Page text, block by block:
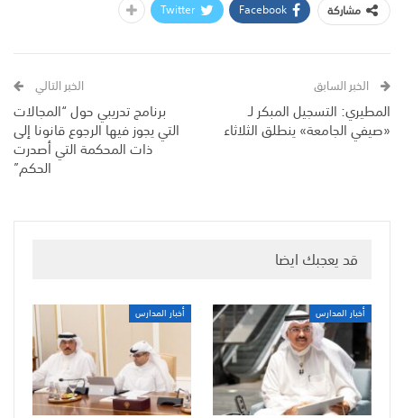
مشاركة
Facebook
Twitter
الخبر السابق
المطيري: التسجيل المبكر لـ
«صيفي الجامعة» ينطلق الثلاثاء
الخبر التالي
برنامج تدريبي حول “المجالات
التي يجوز فيها الرجوع قانونا إلى
ذات المحكمة التي أصدرت
الحكم”
قد يعجبك ايضا
أخبار المدارس أخبار المدارس